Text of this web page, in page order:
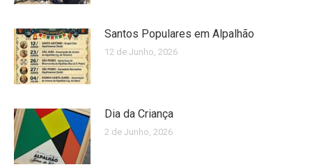
Santos Populares em Alpalhão
12 de Junho, 2026
Dia da Criança
2 de Junho, 2026